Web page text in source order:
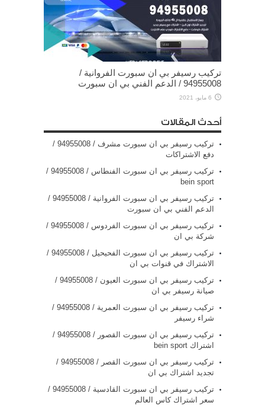
تركيب رسيفر بي ان سبورت الفروانية /
94955008 / الدعم الفني بي ان سبورت
6 مايو، 2021
أحدث المقالات
تركيب رسيفر بي ان سبورت مشرف / 94955008 /
دفع الاشتراكات
تركيب رسيفر بي ان سبورت الفنطاس / 94955008 /
bein sport
تركيب رسيفر بي ان سبورت الفروانية / 94955008 /
الدعم الفني بي ان سبورت
تركيب رسيفر بي ان سبورت الفردوس / 94955008 /
شركة بي ان
تركيب رسيفر بي ان سبورت الفحيحيل / 94955008 /
الاشتراك في قنوات بي ان
تركيب رسيفر بي ان سبورت العيون / 94955008 /
صيانة رسيفر بي ان
تركيب رسيفر بي ان سبورت العمرية / 94955008 /
شراء رسيفر
تركيب رسيفر بي ان سبورت القصور / 94955008 /
اشتراك bein sport
تركيب رسيفر بي ان سبورت القصر / 94955008 /
تجديد اشتراك بي ان
تركيب رسيفر بي ان سبورت القادسية / 94955008 /
سعر اشتراك كاس العالم